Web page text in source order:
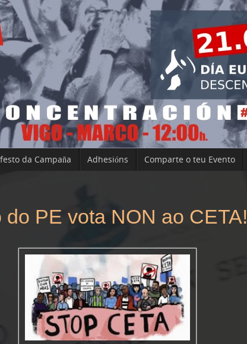
da Campaña Adhesións Comparte o teu Evento
PE vota NON ao CETA!